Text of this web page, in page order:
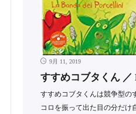
9月 11, 2019
すすめコブタくん ／
すすめコブタくんは競争型の
コロを振って出た目の分だけ